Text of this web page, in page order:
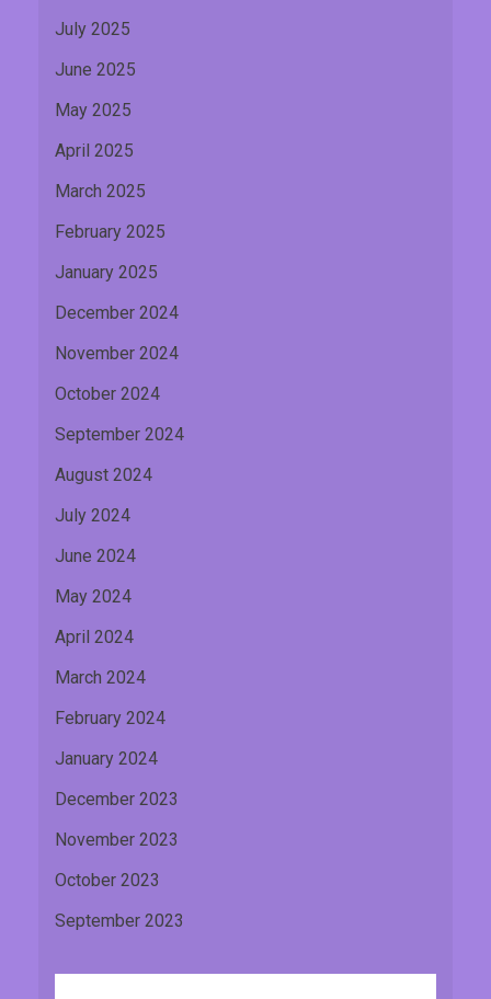
July 2025
June 2025
May 2025
April 2025
March 2025
February 2025
January 2025
December 2024
November 2024
October 2024
September 2024
August 2024
July 2024
June 2024
May 2024
April 2024
March 2024
February 2024
January 2024
December 2023
November 2023
October 2023
September 2023